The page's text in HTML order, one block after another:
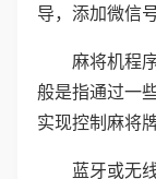
导，添加微信
麻将机程
般是指通过一
实现控制麻将
蓝牙或无